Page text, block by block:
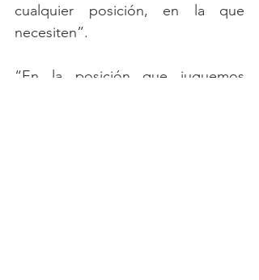
cualquier posición, en la que
necesiten”.
“En la posición que juguemos